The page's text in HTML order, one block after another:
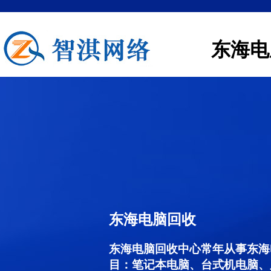
东海
东海电脑回收
东海电脑回收中心常年从事东
目：笔记本电脑、台式机电脑